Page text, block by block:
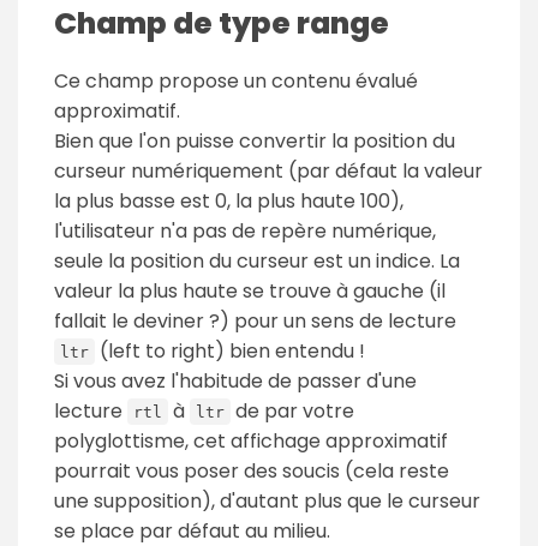
Champ de type range
Ce champ propose un contenu évalué
approximatif.
Bien que l'on puisse convertir la position du
curseur numériquement (par défaut la valeur
la plus basse est 0, la plus haute 100),
l'utilisateur n'a pas de repère numérique,
seule la position du curseur est un indice. La
valeur la plus haute se trouve à gauche (il
fallait le deviner ?) pour un sens de lecture
ltr
(left to right) bien entendu !
Si vous avez l'habitude de passer d'une
lecture
rtl à ltr de par votre
polyglottisme, cet affichage approximatif
pourrait vous poser des soucis (cela reste
une supposition), d'autant plus que le curseur
se place par défaut au milieu.